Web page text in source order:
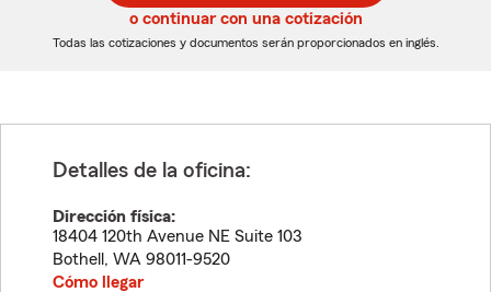
5
dígitos
5
dígitos
o continuar con una cotización
Todas las cotizaciones y documentos serán proporcionados en inglés.
Detalles de la oficina:
Dirección física:
18404 120th Avenue NE Suite 103
Bothell , WA 98011-9520
Cómo llegar